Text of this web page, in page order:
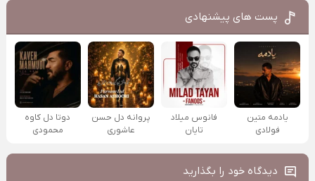
پست های پیشنهادی
یادمه متین
فولادی
فانوس میلاد
تایان
پروانه دل حسن
عاشوری
دوتا دل کاوه
محمودی
دیدگاه خود را بگذارید